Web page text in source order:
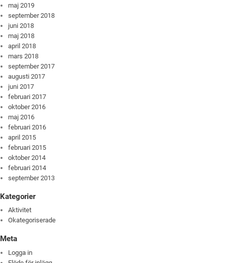
maj 2019
september 2018
juni 2018
maj 2018
april 2018
mars 2018
september 2017
augusti 2017
juni 2017
februari 2017
oktober 2016
maj 2016
februari 2016
april 2015
februari 2015
oktober 2014
februari 2014
september 2013
Kategorier
Aktivitet
Okategoriserade
Meta
Logga in